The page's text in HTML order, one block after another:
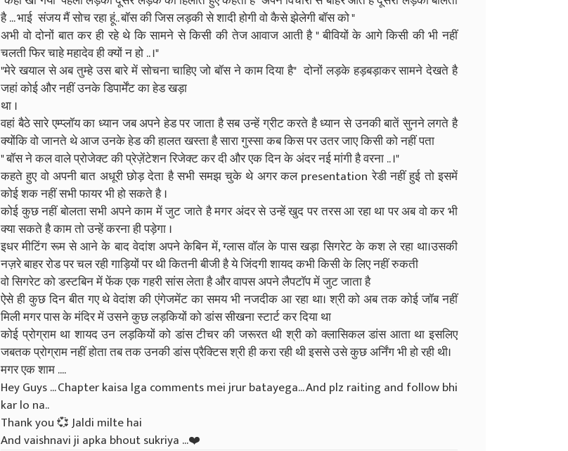
है ... भाई संजय मैं सोच रहा हूं.. बॉस की जिस लड़की से शादी होगी वो कैसे झेलेगी बॉस को "
अभी वो दोनों बात कर ही रहे थे कि सामने से किसी की तेज आवाज आती है " बीवियों के आगे किसी की भी नहीं
चलती फिर चाहे महादेव ही क्यों न हो .. ।"
"मेरे खयाल से अब तुम्हे उस बारे में सोचना चाहिए जो बॉस ने काम दिया है" दोनों लड़के हड़बड़ाकर सामने देखते है
जहां कोई और नहीं उनके डिपार्मेंट का हेड खड़ा
था ।
वहां बैठे सारे एम्प्लॉय का ध्यान जब अपने हेड पर जाता है सब उन्हें ग्रीट करते है ध्यान से उनकी बातें सुनने लगते है
क्योंकि वो जानते थे आज उनके हेड की हालत खस्ता है सारा गुस्सा कब किस पर उतर जाए किसी को नहीं पता
" बॉस ने कल वाले प्रोजेक्ट की प्रेज़ेंटेशन रिजेक्ट कर दी और एक दिन के अंदर नई मांगी है वरना .. ।"
कहते हुए वो अपनी बात अधूरी छोड़ देता है सभी समझ चुके थे अगर कल presentation रेडी नहीं हुई तो इसमें
कोई शक नहीं सभी फायर भी हो सकते है ।
कोई कुछ नहीं बोलता सभी अपने काम में जुट जाते है मगर अंदर से उन्हें खुद पर तरस आ रहा था पर अब वो कर भी
क्या सकते है काम तो उन्हें करना ही पड़ेगा ।
इधर मीटिंग रूम से आने के बाद वेदांश अपने केबिन में, ग्लास वॉल के पास खड़ा सिगरेट के कश ले रहा था।उसकी
नज़रे बाहर रोड पर चल रही गाड़ियों पर थी कितनी बीजी है ये जिंदगी शायद कभी किसी के लिए नहीं रुकती
वो सिगरेट को डस्टबिन में फेंक एक गहरी सांस लेता है और वापस अपने लैपटॉप में जुट जाता है
ऐसे ही कुछ दिन बीत गए थे वेदांश की एंगेजमेंट का समय भी नजदीक आ रहा था। श्री को अब तक कोई जॉब नहीं
मिली मगर पास के मंदिर में उसने कुछ लड़कियों को डांस सीखना स्टार्ट कर दिया था
कोई प्रोग्राम था शायद उन लड़कियों को डांस टीचर की जरूरत थी श्री को क्लासिकल डांस आता था इसलिए
जबतक प्रोग्राम नहीं होता तब तक उनकी डांस प्रैक्टिस श्री ही करा रही थी इससे उसे कुछ अर्निंग भी हो रही थी।
मगर एक शाम ....
Hey Guys ... Chapter kaisa lga comments mei jrur batayega... And plz raiting and follow bhi
kar lo na..
Thank you 💞 Jaldi milte hai
And vaishnavi ji apka bhout sukriya ...❤️